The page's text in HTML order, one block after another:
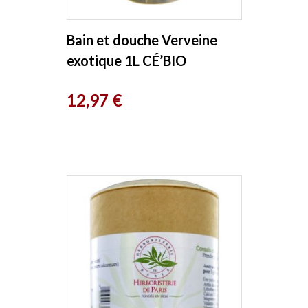
Bain et douche Verveine
exotique 1L CÉ’BIO
Prix
12,97 €